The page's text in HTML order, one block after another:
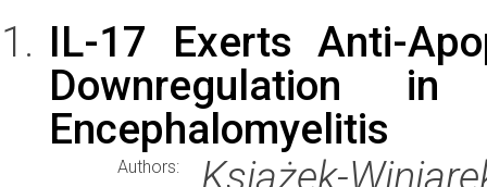
IL-17 Exerts Anti-
Downregulation in
Encephalomyelitis
Authors:
Książek-